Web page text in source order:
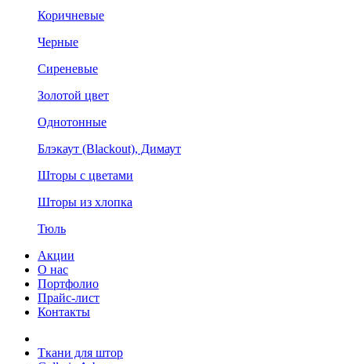
Коричневые
Черные
Сиреневые
Золотой цвет
Однотонные
Блэкаут (Blackout), Димаут
Шторы с цветами
Шторы из хлопка
Тюль
Акции
О нас
Портфолио
Прайс-лист
Контакты
Ткани для штор